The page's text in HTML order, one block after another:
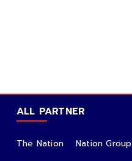
ALL PARTNER
The Nation Nation Group